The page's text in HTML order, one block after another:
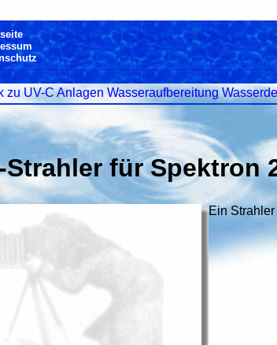
zu UV-C Anlagen Wasseraufbereitung
Strahler für Spektron
Ein